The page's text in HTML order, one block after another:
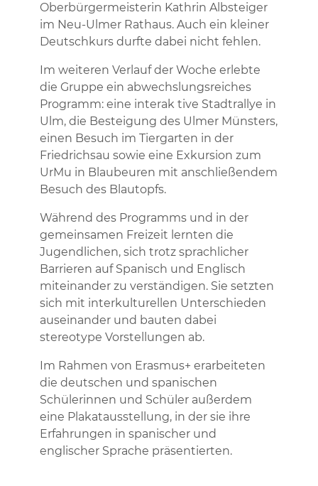
Oberbürgermeisterin Kathrin Albsteiger
im Neu-Ulmer Rathaus. Auch ein kleiner
Deutschkurs durfte dabei nicht fehlen.
Im weiteren Verlauf der Woche erlebte
die Gruppe ein abwechslungsreiches
Programm: eine interak tive Stadtrallye in
Ulm, die Besteigung des Ulmer Münsters,
einen Besuch im Tiergarten in der
Friedrichsau sowie eine Exkursion zum
UrMu in Blaubeuren mit anschließendem
Besuch des Blautopfs.
Während des Programms und in der
gemeinsamen Freizeit lernten die
Jugendlichen, sich trotz sprachlicher
Barrieren auf Spanisch und Englisch
miteinander zu verständigen. Sie setzten
sich mit interkulturellen Unterschieden
auseinander und bauten dabei
stereotype Vorstellungen ab.
Im Rahmen von Erasmus+ erarbeiteten
die deutschen und spanischen
Schülerinnen und Schüler außerdem
eine Plakatausstellung, in der sie ihre
Erfahrungen in spanischer und
englischer Sprache präsentierten.